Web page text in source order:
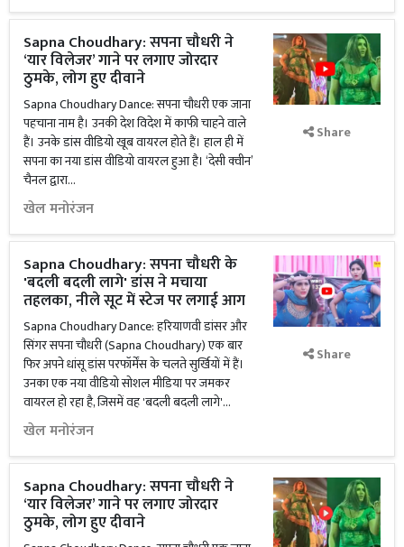
Sapna Choudhary: सपना चौधरी ने
‘यार विलेजर’ गाने पर लगाए जोरदार
ठुमके, लोग हुए दीवाने
Sapna Choudhary Dance: सपना चौधरी एक जाना
पहचाना नाम है। उनकी देश विदेश में काफी चाहने वाले
हैं। उनके डांस वीडियो खूब वायरल होते हैं। हाल ही में
सपना का नया डांस वीडियो वायरल हुआ है। ‘देसी क्‍वीन’
चैनल द्वारा...
खेल मनोरंजन
Share
Sapna Choudhary: सपना चौधरी के
'बदली बदली लागे' डांस ने मचाया
तहलका, नीले सूट में स्टेज पर लगाई आग
Sapna Choudhary Dance: हरियाणवी डांसर और
सिंगर सपना चौधरी (Sapna Choudhary) एक बार
फिर अपने धांसू डांस परफॉर्मेंस के चलते सुर्खियों में हैं।
उनका एक नया वीडियो सोशल मीडिया पर जमकर
वायरल हो रहा है, जिसमें वह 'बदली बदली लागे'...
खेल मनोरंजन
Share
Sapna Choudhary: सपना चौधरी ने
‘यार विलेजर’ गाने पर लगाए जोरदार
ठुमके, लोग हुए दीवाने